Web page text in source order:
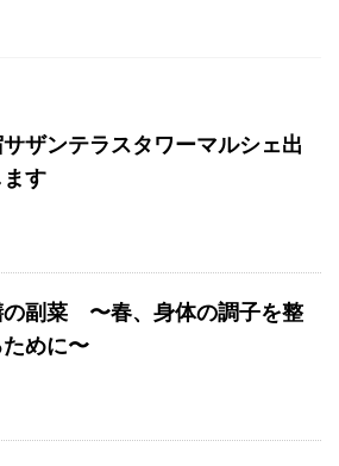
ザンテラスタワーマルシェ出
ます
の副菜 〜春、身体の調子を整
ために〜